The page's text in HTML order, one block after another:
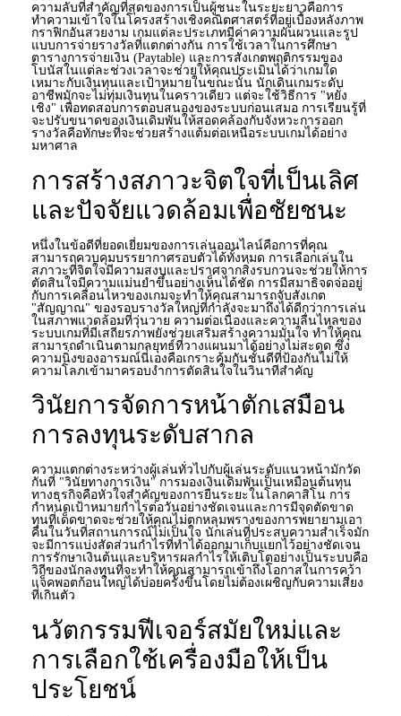
ความลับที่สำคัญที่สุดของการเป็นผู้ชนะในระยะยาวคือการ
ทำความเข้าใจในโครงสร้างเชิงคณิตศาสตร์ที่อยู่เบื้องหลังภาพ
กราฟิกอันสวยงาม เกมแต่ละประเภทมีค่าความผันผวนและรูป
แบบการจ่ายรางวัลที่แตกต่างกัน การใช้เวลาในการศึกษา
ตารางการจ่ายเงิน (Paytable) และการสังเกตพฤติกรรมของ
โบนัสในแต่ละช่วงเวลาจะช่วยให้คุณประเมินได้ว่าเกมใด
เหมาะกับเงินทุนและเป้าหมายในขณะนั้น นักเดินเกมระดับ
อาชีพมักจะไม่ทุ่มเงินทุนในคราวเดียว แต่จะใช้วิธีการ "หยั่ง
เชิง" เพื่อทดสอบการตอบสนองของระบบก่อนเสมอ การเรียนรู้ที่
จะปรับขนาดของเงินเดิมพันให้สอดคล้องกับจังหวะการออก
รางวัลคือทักษะที่จะช่วยสร้างแต้มต่อเหนือระบบเกมได้อย่าง
มหาศาล
การสร้างสภาวะจิตใจที่เป็นเลิศ
และปัจจัยแวดล้อมเพื่อชัยชนะ
หนึ่งในข้อดีที่ยอดเยี่ยมของการเล่นออนไลน์คือการที่คุณ
สามารถควบคุมบรรยากาศรอบตัวได้ทั้งหมด การเลือกเล่นใน
สภาวะที่จิตใจมีความสงบและปราศจากสิ่งรบกวนจะช่วยให้การ
ตัดสินใจมีความแม่นยำขึ้นอย่างเห็นได้ชัด การมีสมาธิจดจ่ออยู่
กับการเคลื่อนไหวของเกมจะทำให้คุณสามารถจับสังเกต
"สัญญาณ" ของรอบรางวัลใหญ่ที่กำลังจะมาถึงได้ดีกว่าการเล่น
ในสภาพแวดล้อมที่วุ่นวาย ความต่อเนื่องและความลื่นไหลของ
ระบบเกมที่มีเสถียรภาพยังช่วยเสริมสร้างความมั่นใจ ทำให้คุณ
สามารถดำเนินตามกลยุทธ์ที่วางแผนมาได้อย่างไม่สะดุด ซึ่ง
ความนิ่งของอารมณ์นี่เองคือเกราะคุ้มกันชั้นดีที่ป้องกันไม่ให้
ความโลภเข้ามาครอบงำการตัดสินใจในวินาทีสำคัญ
วินัยการจัดการหน้าตักเสมือน
การลงทุนระดับสากล
ความแตกต่างระหว่างผู้เล่นทั่วไปกับผู้เล่นระดับแนวหน้ามักวัด
กันที่ "วินัยทางการเงิน" การมองเงินเดิมพันเป็นเหมือนต้นทุน
ทางธุรกิจคือหัวใจสำคัญของการยืนระยะในโลกคาสิโน การ
กำหนดเป้าหมายกำไรต่อวันอย่างชัดเจนและการมีจุดตัดขาด
ทุนที่เด็ดขาดจะช่วยให้คุณไม่ตกหลุมพรางของการพยายามเอา
คืนในวันที่สถานการณ์ไม่เป็นใจ นักเล่นที่ประสบความสำเร็จมัก
จะมีการแบ่งสัดส่วนกำไรที่ทำได้ออกมาเก็บแยกไว้อย่างชัดเจน
การรักษาเงินต้นและบริหารผลกำไรให้เติบโตอย่างเป็นระบบคือ
วิถีของนักลงทุนที่จะทำให้คุณสามารถเข้าถึงโอกาสในการคว้า
แจ็คพอตก้อนใหญ่ได้บ่อยครั้งขึ้นโดยไม่ต้องเผชิญกับความเสี่ยง
ที่เกินตัว
นวัตกรรมฟีเจอร์สมัยใหม่และ
การเลือกใช้เครื่องมือให้เป็น
ประโยชน์